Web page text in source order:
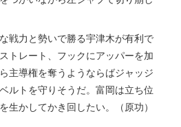
戦力と勢いで勝る宇津木が有利で
トレート、フックにアッパーを加
主導権を奪うようならばジャッジ
ルトを守りそうだ。富岡は立ち位
生かしてかき回したい。（原功）